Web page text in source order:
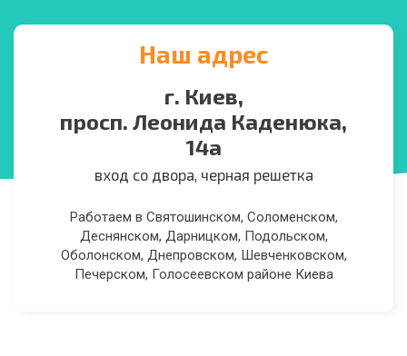
Наш адрес
г. Киев,
просп. Леонида Каденюка,
14а
вход со двора, черная решетка
Работаем в Святошинском, Соломенском,
Деснянском, Дарницком, Подольском,
Оболонском, Днепровском, Шевченковском,
Печерском, Голосеевском районе Киева